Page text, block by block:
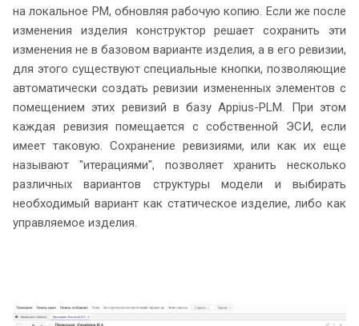
на локальное РМ, обновляя рабочую копию. Если же после
изменения изделия конструктор решает сохранить эти
изменения не в базовом варианте изделия, а в его ревизии,
для этого существуют специальные кнопки, позволяющие
автоматически создать ревизии измененных элементов с
помещением этих ревизий в базу Appius-PLM. При этом
каждая ревизия помещается с собственной ЭСИ, если
имеет таковую. Сохранение ревизиями, или как их еще
называют "итерациями", позволяет хранить несколько
различных вариантов структуры модели и выбирать
необходимый вариант как статическое изделие, либо как
управляемое изделия.